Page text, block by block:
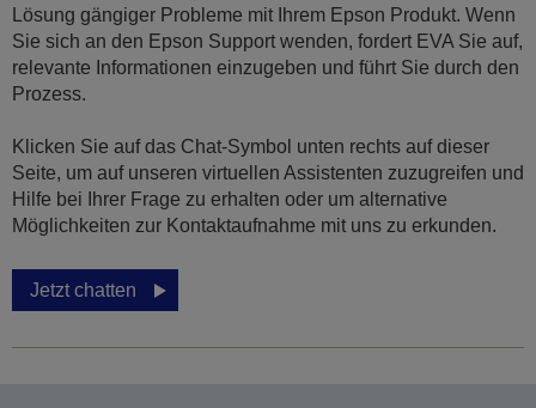
Lösung gängiger Probleme mit Ihrem Epson Produkt. Wenn
Sie sich an den Epson Support wenden, fordert EVA Sie auf,
relevante Informationen einzugeben und führt Sie durch den
Prozess.
Klicken Sie auf das Chat-Symbol unten rechts auf dieser
Seite, um auf unseren virtuellen Assistenten zuzugreifen und
Hilfe bei Ihrer Frage zu erhalten oder um alternative
Möglichkeiten zur Kontaktaufnahme mit uns zu erkunden.
Jetzt chatten